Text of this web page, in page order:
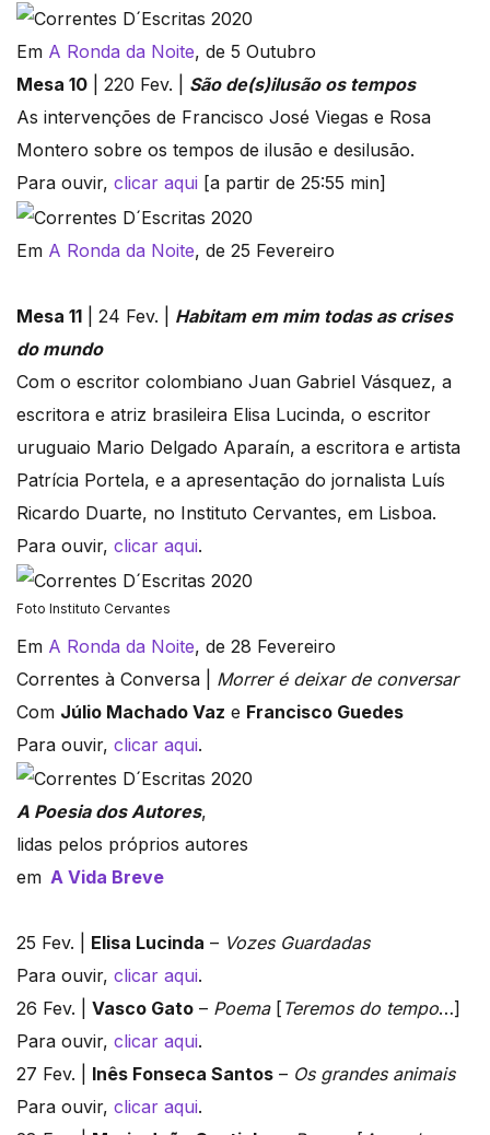
Em A Ronda da Noite, de 5 Outubro
Mesa 10 | 220 Fev. | São de(s)ilusão os tempos
As intervenções de Francisco José Viegas e Rosa
Montero sobre os tempos de ilusão e desilusão.
Para ouvir, clicar aqui [a partir de 25:55 min]
Em A Ronda da Noite, de 25 Fevereiro
Mesa 11 | 24 Fev. |
Habitam em mim todas as crises
do mundo
Com o escritor colombiano Juan Gabriel Vásquez, a
escritora e atriz brasileira Elisa Lucinda, o escritor
uruguaio Mario Delgado Aparaín, a escritora e artista
Patrícia Portela, e a apresentação do jornalista Luís
Ricardo Duarte, no Instituto Cervantes, em Lisboa.
Para ouvir, clicar aqui.
Foto Instituto Cervantes
Em A Ronda da Noite, de 28 Fevereiro
Correntes à Conversa | Morrer é deixar de conversar
Com Júlio Machado Vaz e Francisco Guedes
Para ouvir, clicar aqui.
A Poesia dos Autores,
lidas pelos próprios autores
em A Vida Breve
25 Fev. | Elisa Lucinda – Vozes Guardadas
Para ouvir, clicar aqui.
26 Fev. | Vasco Gato – Poema [ Teremos do tempo…]
Para ouvir, clicar aqui.
27 Fev. | Inês Fonseca Santos – Os grandes animais
Para ouvir, clicar aqui.